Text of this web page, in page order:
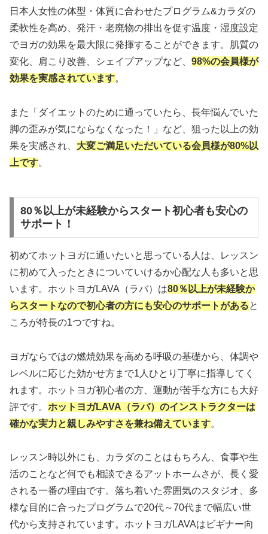
日本人女性の体型・体質に合わせたプログラム&カラダの
柔軟性を高め、発汗・老廃物の排出を促す温度・湿度設定
でヨガの効果を最大限に発揮することができます。肌質の
変化、肩こり改善、シェイプアップなど、 98%の会員様が
効果を実感されています。
また「ダイエットのために通っていたら、長年悩んでいた
脚の歪みが気にならなくなった！」など、狙った以上の効
果を実感され、 大変ご満足いただいている会員様が80%以
上です。
80％以上が未経験からスタート初心者も安心の
サポート！
初めてホットヨガに通いたいと思っている人は、レッスン
に初めて入ったときについていけるか心配な人も多いと思
います。ホットヨガLAVA（ラバ）は80％以上が未経験か
らスタートなので初心者の方にも安心のサポートがあると
ころが特長の1つですね。
ヨガならではの燃焼効果を高める呼吸の基礎から、体調や
レベルに応じた効かせ方まで1人ひとり丁寧に指導してく
れます。ホットヨガ初心者の方、運動が苦手な方にも大好
評です。 ホットヨガLAVA（ラバ）のインストラクターは
確かな実力と親しみやすさを兼ね備えています。
レッスン時以外にも、カラダのことはもちろん、食事や生
活のことなど何でも相談できるアットホームさが、長く愛
される一番の理由です。落ち着いた雰囲気のスタジオ、多
様な目的に合ったプログラムで20代～70代まで幅広い世
代から支持されています。ホットヨガLAVAはビギナー向